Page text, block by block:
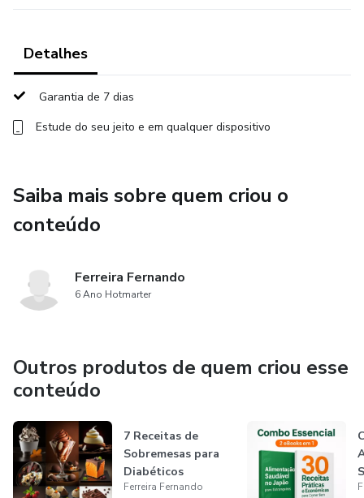
Detalhes
Garantia de 7 dias
Estude do seu jeito e em qualquer dispositivo
Saiba mais sobre quem criou o
conteúdo
Ferreira Fernando
6 Ano Hotmarter
Outros produtos de quem criou esse
conteúdo
7 Receitas de
Sobremesas para
Diabéticos
Ferreira Fernando